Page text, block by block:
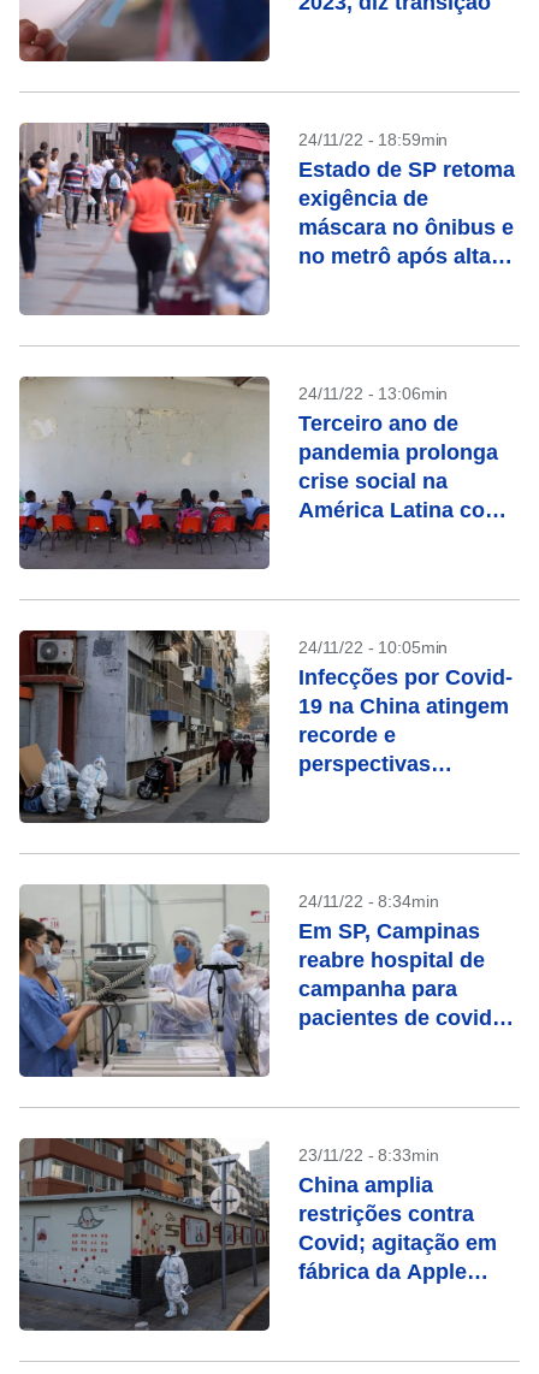
24/11/22 - 18:59min
Estado de SP retoma
exigência de
máscara no ônibus e
no metrô após alta
24/11/22 - 13:06min
Terceiro ano de
pandemia prolonga
crise social na
América Latina com
Cepal
24/11/22 - 10:05min
Infecções por Covid-
19 na China atingem
recorde e
perspectivas
24/11/22 - 8:34min
Em SP, Campinas
reabre hospital de
campanha para
pacientes de covid-
23/11/22 - 8:33min
China amplia
restrições contra
Covid; agitação em
fábrica da Apple
economia